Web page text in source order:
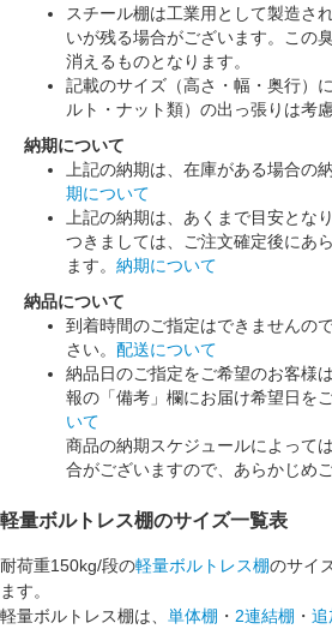
スチール棚は工業用として製造さ
いが残る場合がございます。この
消えるものとなります。
記載のサイズ（高さ・幅・奥行）
ルト・ナット類）の出っ張りは考
納期について
上記の納期は、在庫がある場合の
期について
上記の納期は、あくまで目安とな
つきましては、ご注文確定後にあ
ます。 納期について
納品について
到着時間のご指定はできませんの
さい。 配送について
納品日のご指定をご希望のお客様
報の「備考」欄にお届け希望日を
いて
商品の納期スケジュールによって
合がございますので、あらかじめ
軽量ボルトレス棚のサイズ一覧表
耐荷重150kg/段の軽量ボルトレス棚のサイ
ます。
軽量ボルトレス棚は、 単体棚 ・ 2連結棚 ・ 追